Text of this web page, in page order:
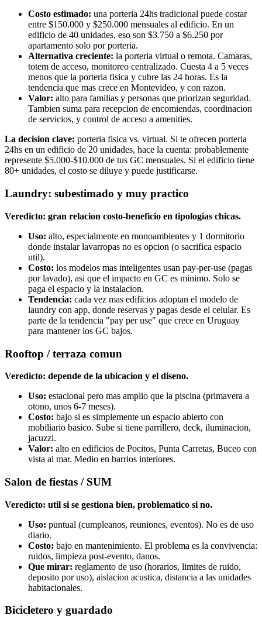
Costo estimado: una porteria 24hs tradicional puede costar
entre $150.000 y $250.000 mensuales al edificio. En un
edificio de 40 unidades, eso son $3.750 a $6.250 por
apartamento solo por porteria.
Alternativa creciente: la porteria virtual o remota. Camaras,
totem de acceso, monitoreo centralizado. Cuesta 4 a 5 veces
menos que la porteria fisica y cubre las 24 horas. Es la
tendencia que mas crece en Montevideo, y con razon.
Valor: alto para familias y personas que priorizan seguridad.
Tambien suma para recepcion de encomiendas, coordinacion
de servicios, y control de acceso a amenities.
La decision clave: porteria fisica vs. virtual. Si te ofrecen porteria
24hs en un edificio de 20 unidades, hace la cuenta: probablemente
represente $5.000-$10.000 de tus GC mensuales. Si el edificio tiene
80+ unidades, el costo se diluye y puede justificarse.
Laundry: subestimado y muy practico
Veredicto: gran relacion costo-beneficio en tipologias chicas.
Uso: alto, especialmente en monoambientes y 1 dormitorio
donde instalar lavarropas no es opcion (o sacrifica espacio
util).
Costo: los modelos mas inteligentes usan pay-per-use (pagas
por lavado), asi que el impacto en GC es minimo. Solo se
paga el espacio y la instalacion.
Tendencia: cada vez mas edificios adoptan el modelo de
laundry con app, donde reservas y pagas desde el celular. Es
parte de la tendencia "pay per use" que crece en Uruguay
para mantener los GC bajos.
Rooftop / terraza comun
Veredicto: depende de la ubicacion y el diseno.
Uso: estacional pero mas amplio que la piscina (primavera a
otono, unos 6-7 meses).
Costo: bajo si es simplemente un espacio abierto con
mobiliario basico. Sube si tiene parrillero, deck, iluminacion,
jacuzzi.
Valor: alto en edificios de Pocitos, Punta Carretas, Buceo con
vista al mar. Medio en barrios interiores.
Salon de fiestas / SUM
Veredicto: util si se gestiona bien, problematico si no.
Uso: puntual (cumpleanos, reuniones, eventos). No es de uso
diario.
Costo: bajo en mantenimiento. El problema es la convivencia:
ruidos, limpieza post-evento, danos.
Que mirar: reglamento de uso (horarios, limites de ruido,
deposito por uso), aislacion acustica, distancia a las unidades
habitacionales.
Bicicletero y guardado